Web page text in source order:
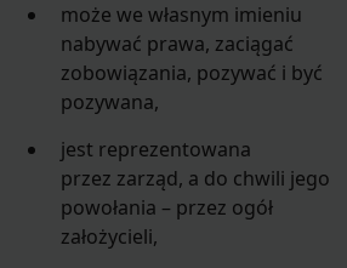
może we własnym imieniu
nabywać prawa, zaciągać
zobowiązania, pozywać i być
pozywana,
jest reprezentowana
przez zarząd, a do chwili jego
powołania – przez ogół
założycieli,